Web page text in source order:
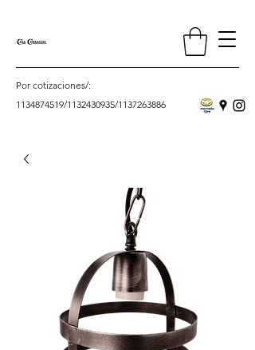
Por cotizaciones/:
1134874519/1132430935/1137263886